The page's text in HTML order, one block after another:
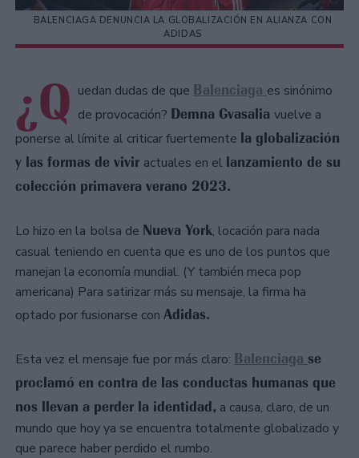
BALENCIAGA DENUNCIA LA GLOBALIZACIÓN EN ALIANZA CON
ADIDAS
¿Q uedan dudas de que Balenciaga es sinónimo
de provocación? Demna Gvasalia vuelve a
ponerse al límite al criticar fuertemente la globalización
y las formas de vivir actuales en el lanzamiento de su
colección primavera verano 2023.
Lo hizo en la bolsa de Nueva York, locación para nada
casual teniendo en cuenta que es uno de los puntos que
manejan la economía mundial. (Y también meca pop
americana) Para satirizar más su mensaje, la firma ha
optado por fusionarse con Adidas.
Esta vez el mensaje fue por más claro: Balenciaga se
proclamó en contra de las conductas humanas que
nos llevan a perder la identidad, a causa, claro, de un
mundo que hoy ya se encuentra totalmente globalizado y
que parece haber perdido el rumbo.